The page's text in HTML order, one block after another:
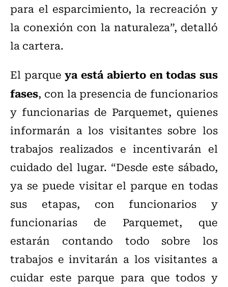
para el esparcimiento, la recreación y
la conexión con la naturaleza”, detalló
la cartera.
El parqueya está abierto en todas sus
fases, con la presencia de funcionarios
y funcionarias de Parquemet, quienes
informarán a los visitantes sobre los
trabajos realizados e incentivarán el
cuidado del lugar. “Desde este sábado,
ya se puede visitar el parque en todas
sus etapas, con funcionarios y
funcionarias de Parquemet, que
estarán contando todo sobre los
trabajos e invitarán a los visitantes a
cuidar este parque para que todos y